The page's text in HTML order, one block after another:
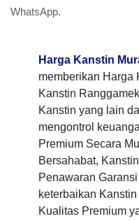
WhatsApp.
Harga Kanstin
memberikan Harga
Kanstin
Kanstin yang lain
mengontrol
Premium Secara
Bersahabat,
Penawaran
keterbaikan
Kualitas Premium